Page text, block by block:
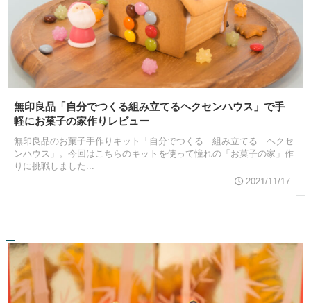
無印良品「自分でつくる組み立てるヘクセンハウス」で手
軽にお菓子の家作りレビュー
無印良品のお菓子手作りキット「自分でつくる 組み立てる ヘクセ
ンハウス」。今回はこちらのキットを使って憧れの「お菓子の家」作
りに挑戦しました...
2021/11/17